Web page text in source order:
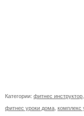
Категории: фитнес инструктор
фитнес уроки дома комплекс